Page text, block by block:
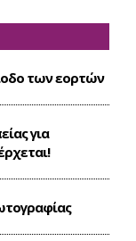
των εορτών
για